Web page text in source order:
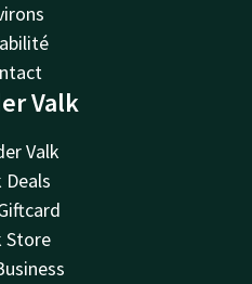
Valk
Valk
Deals
Store